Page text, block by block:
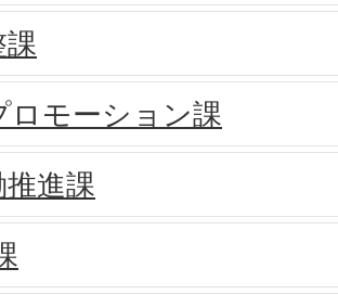
ロモーション課
進課